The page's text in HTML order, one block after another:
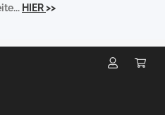
HIER>>